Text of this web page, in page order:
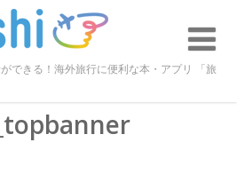
できる！海外旅行に便利な本・アプリ 「旅